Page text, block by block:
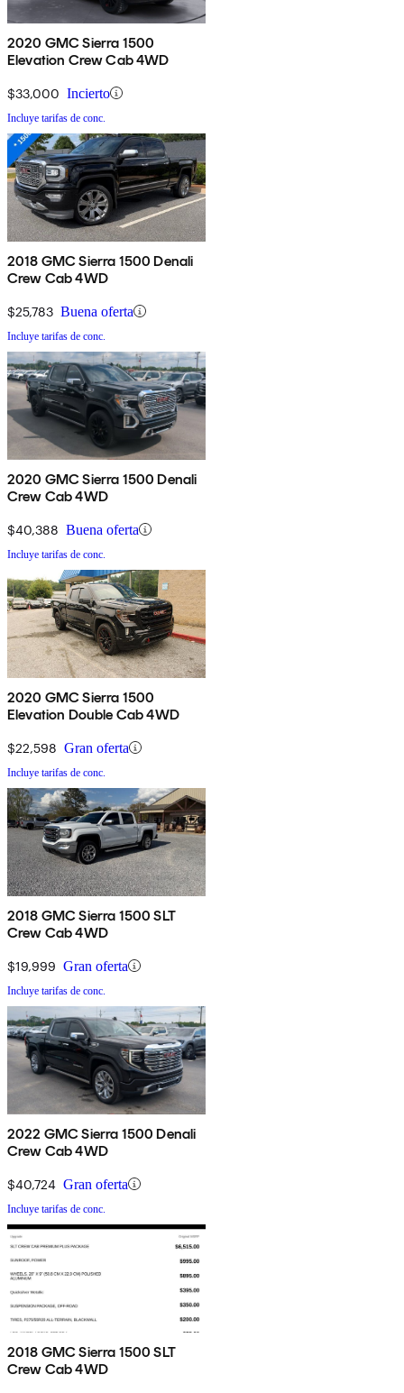
2020 GMC Sierra 1500
Elevation Crew Cab 4WD
$33,000 Incierto
Incluye tarifas de conc.
2018 GMC Sierra 1500 Denali
Crew Cab 4WD
$25,783 Buena oferta
Incluye tarifas de conc.
2020 GMC Sierra 1500 Denali
Crew Cab 4WD
$40,388 Buena oferta
Incluye tarifas de conc.
2020 GMC Sierra 1500
Elevation Double Cab 4WD
$22,598 Gran oferta
Incluye tarifas de conc.
2018 GMC Sierra 1500 SLT
Crew Cab 4WD
$19,999 Gran oferta
Incluye tarifas de conc.
2022 GMC Sierra 1500 Denali
Crew Cab 4WD
$40,724 Gran oferta
Incluye tarifas de conc.
2018 GMC Sierra 1500 SLT
Crew Cab 4WD